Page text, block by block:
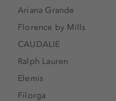
Ariana Grande
Florence by Mills
CAUDALIE
Ralph Lauren
Elemis
Filorga